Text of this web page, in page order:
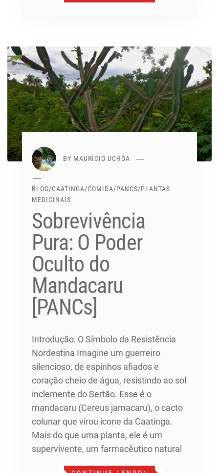
BY MAURÍCIO UCHÔA
BLOG/CAATINGA/COMIDA/PANCS/PLANTAS
MEDICINAIS
Sobrevivência
Pura: O Poder
Oculto do
Mandacaru
[PANCs]
Introdução: O Símbolo da Resistência
Nordestina Imagine um guerreiro
silencioso, de espinhos afiados e
coração cheio de água, resistindo ao sol
inclemente do Sertão. Esse é o
mandacaru (Cereus jamacaru), o cacto
colunar que virou ícone da Caatinga.
Mais do que uma planta, ele é um
supervivente, um farmacêutico natural